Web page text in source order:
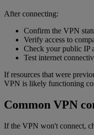
After connecting:
Confirm the VPN
Verify access to
Check your public IP
Test internet
If resources that were
VPN is likely functioning
Common VPN
If the VPN won't connect,